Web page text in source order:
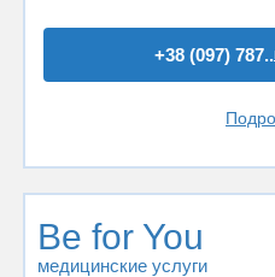
+38 (097) 787..
Be for You
медицинские услуги